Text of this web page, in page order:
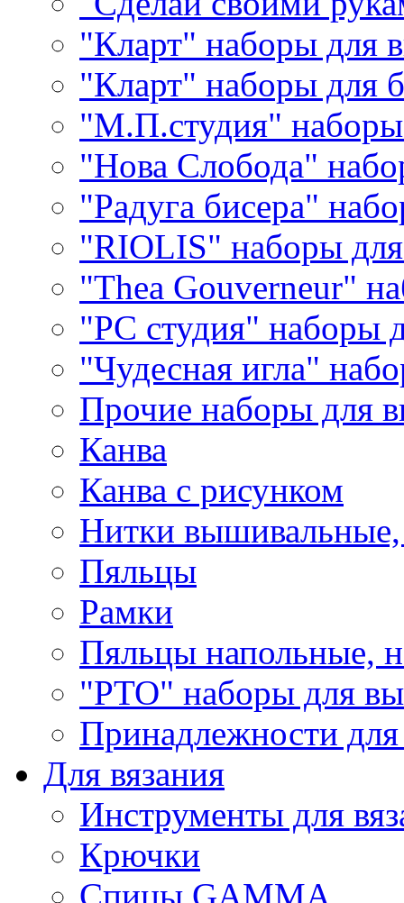
"Кларт" наборы для
"Кларт" наборы для
"М.П.студия"
"Нова Слобода"
"Радуга бисера"
"RIOLIS" наборы
"Thea Gouverneur"
"РС студия" наборы
"Чудесная игла"
Прочие наборы для
Канва
Канва с рисунком
Нитки
Пяльцы
Рамки
Пяльцы напольные,
"РТО" наборы для
Принадлежности
Для вязания
Инструменты для
Крючки
Спицы GAMMA